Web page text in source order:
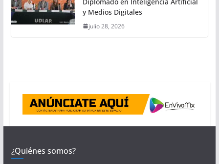
y Medios Digitales
julio 28, 2026
¿Quiénes somos?